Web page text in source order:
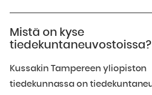
Mistä on kyse
tiedekuntaneuvostoissa?
Kussakin Tampereen yliopiston
tiedekunnassa on